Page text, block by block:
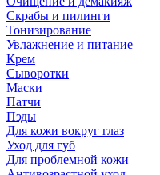
Скрабы и пилинги
Тонизирование
Увлажнение и питание
Крем
Сыворотки
Маски
Патчи
Пэды
Для кожи вокруг глаз
Уход для губ
Для проблемной кожи